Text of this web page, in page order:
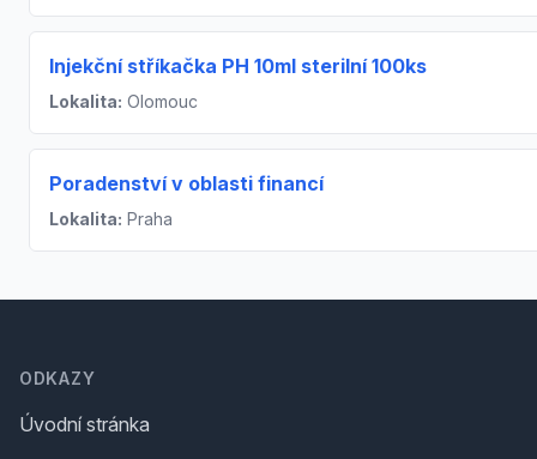
Injekční stříkačka PH 10ml sterilní 100ks
Lokalita: Olomouc
Poradenství v oblasti financí
Lokalita: Praha
ODKAZY
Úvodní stránka